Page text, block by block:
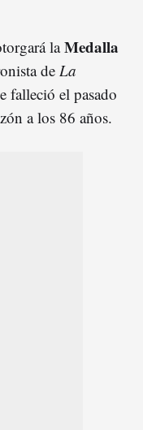
laMedalla
de La
falleció el pasado
a los 86 años.